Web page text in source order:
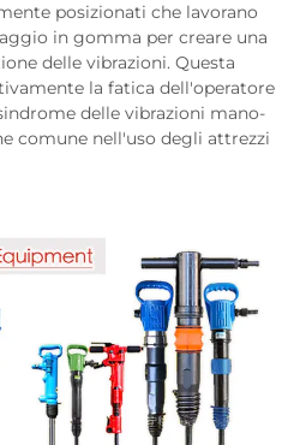
posizionati che lavorano
in gomma per creare una
delle vibrazioni. Questa
la fatica dell'operatore
delle vibrazioni mano-
comune nell'uso degli attrezzi